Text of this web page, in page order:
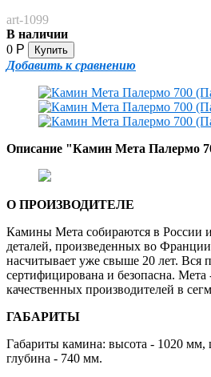
art-1099
В наличии
0 Р
Добавить к сравнению
Описание "Камин Мета Палермо
О ПРОИЗВОДИТЕЛЕ
Камины Мета собираются в России
деталей, произведенных во
насчитывает уже свыше 20 лет. Вся
сертифицирована и безопасна. Мета
качественных производителей в
ГАБАРИТЫ
Габариты камина: высота - 1020
глубина - 740 мм.